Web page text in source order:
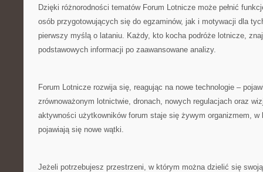
Dzięki różnorodności tematów Forum Lotnicze może pełnić
osób przygotowujących się do egzaminów, jak i motywacji dla
pierwszy myślą o lataniu. Każdy, kto kocha podróże lotnicze,
podstawowych informacji po zaawansowane analizy.
Forum Lotnicze rozwija się, reagując na nowe technologie –
zrównoważonym lotnictwie, dronach, nowych regulacjach oraz
aktywności użytkowników forum staje się żywym organizmem, w
pojawiają się nowe wątki.
Jeżeli potrzebujesz przestrzeni, w którym można dzielić się